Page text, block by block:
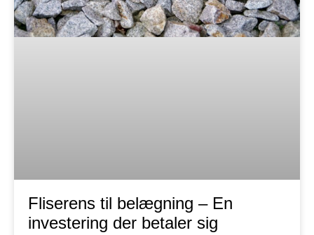
Fliserens til belægning – En
investering der betaler sig